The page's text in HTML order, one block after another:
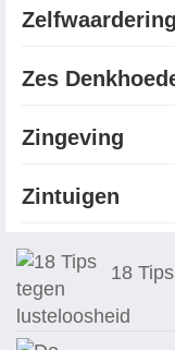
Zelfwaardering
Zes
Zingeving
Zintuigen
18